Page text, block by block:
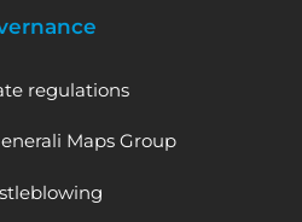
regulations
Maps Group